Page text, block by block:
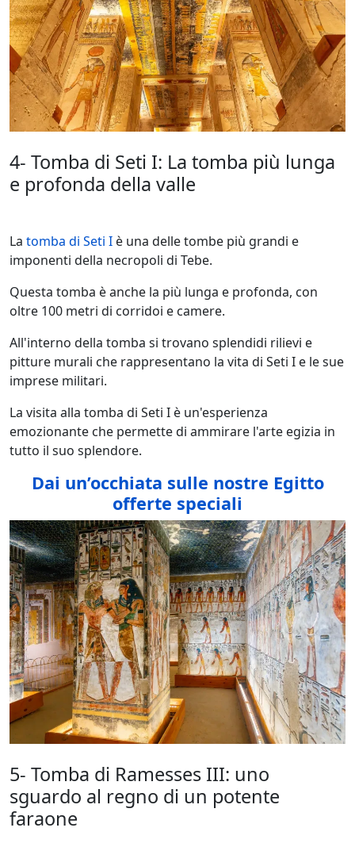
4- Tomba di Seti I: La tomba più lunga
e profonda della valle
La tomba di Seti I è una delle tombe più grandi e
imponenti della necropoli di Tebe.
Questa tomba è anche la più lunga e profonda, con
oltre 100 metri di corridoi e camere.
All'interno della tomba si trovano splendidi rilievi e
pitture murali che rappresentano la vita di Seti I e le sue
imprese militari.
La visita alla tomba di Seti I è un'esperienza
emozionante che permette di ammirare l'arte egizia in
tutto il suo splendore.
Dai un’occhiata sulle nostre Egitto
offerte speciali
5- Tomba di Ramesses III: uno
sguardo al regno di un potente
faraone